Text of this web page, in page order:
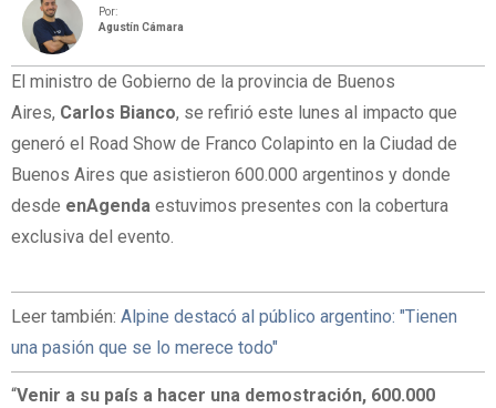
Por:
Agustín Cámara
El ministro de Gobierno de la provincia de Buenos
Aires, Carlos Bianco, se refirió este lunes al impacto que
generó el Road Show de Franco Colapinto en la Ciudad de
Buenos Aires que asistieron 600.000 argentinos y donde
desde enAgenda estuvimos presentes con la cobertura
exclusiva del evento.
Leer también: Alpine destacó al público argentino: "Tienen
una pasión que se lo merece todo"
“Venir a su país a hacer una demostración, 600.000